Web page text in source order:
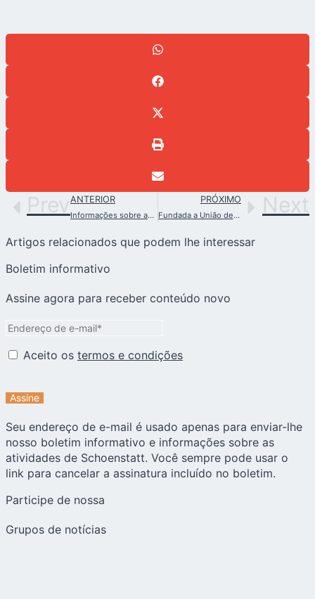
PrevANTERIOR
Informações sobre as peregrinações a Schoenstatt e Roma em 2025
PRÓXIMO
Fundada a União de Mães de Schoenstatt na Costa Rica Next
Artigos relacionados que podem lhe interessar
Boletim informativo
Assine agora para receber conteúdo novo
Aceito os termos e condições
Seu endereço de e-mail é usado apenas para enviar-lhe
nosso boletim informativo e informações sobre as
atividades de Schoenstatt. Você sempre pode usar o
link para cancelar a assinatura incluído no boletim.
Participe de nossa
Grupos de notícias